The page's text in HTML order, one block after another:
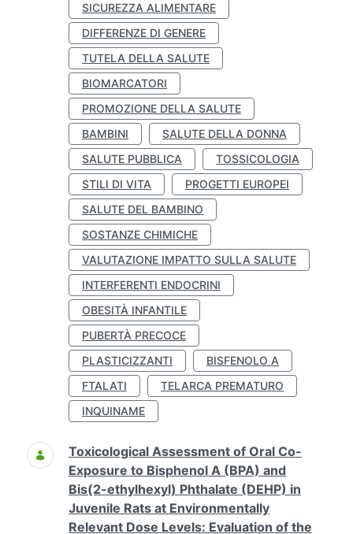
SICUREZZA ALIMENTARE
DIFFERENZE DI GENERE
TUTELA DELLA SALUTE
BIOMARCATORI
PROMOZIONE DELLA SALUTE
BAMBINI
SALUTE DELLA DONNA
SALUTE PUBBLICA
TOSSICOLOGIA
STILI DI VITA
PROGETTI EUROPEI
SALUTE DEL BAMBINO
SOSTANZE CHIMICHE
VALUTAZIONE IMPATTO SULLA SALUTE
INTERFERENTI ENDOCRINI
OBESITÀ INFANTILE
PUBERTÀ PRECOCE
PLASTICIZZANTI
BISFENOLO A
FTALATI
TELARCA PREMATURO
INQUINAME
Toxicological Assessment of Oral Co-
Exposure to Bisphenol A (BPA) and
Bis(2-ethylhexyl) Phthalate (DEHP) in
Juvenile Rats at Environmentally
Relevant Dose Levels: Evaluation of the